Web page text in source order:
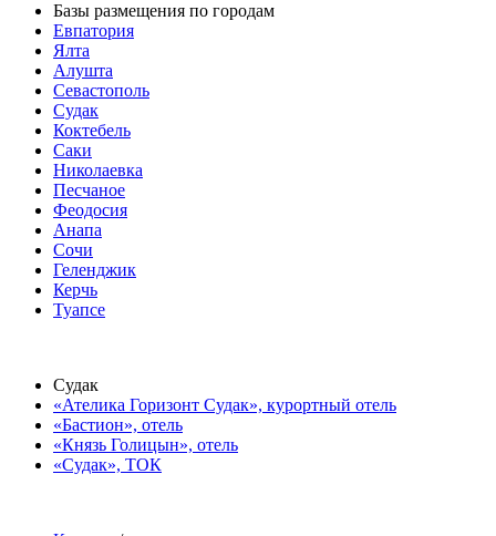
Базы размещения по городам
Евпатория
Ялта
Алушта
Севастополь
Судак
Коктебель
Саки
Николаевка
Песчаное
Феодосия
Анапа
Сочи
Геленджик
Керчь
Туапсе
Судак
«Ателика Горизонт Судак», курортный отель
«Бастион», отель
«Князь Голицын», отель
«Судак», ТОК